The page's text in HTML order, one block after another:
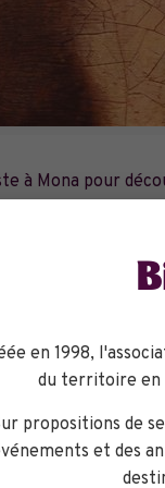
à Mona pour
homme érudit et
être pour
happés
Courbet,
révolte, un
d’une relation
en 1998,
du territoire en
propositions de
et des